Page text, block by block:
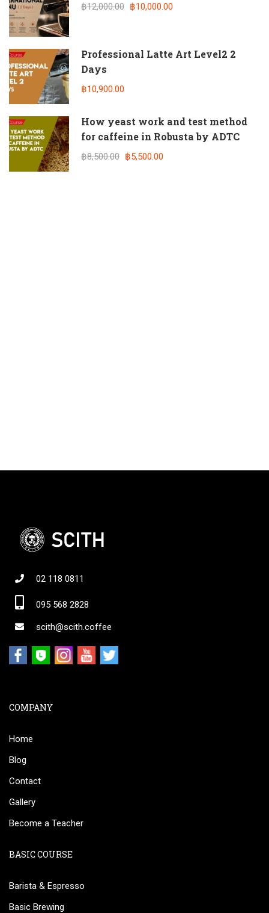
฿12,000.00 ฿10,000.00
Professional Latte Art Level2 2
Days
฿10,900.00
How yeast work and test method
for caffeine in Robusta by ADTC
฿8,500.00 ฿5,500.00
02 118 0811
095 568 2828
scith@scith.coffee
COMPANY
Home
Blog
Contact
Gallery
Become a Teacher
BASIC COURSE
Barista & Espresso
Basic Brewing